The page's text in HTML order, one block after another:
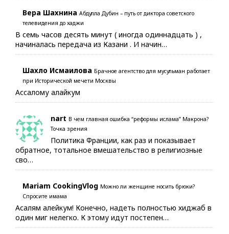
Вера Шахнина Абдулла Дубин – путь от диктора советского
телевидения до хаджи
В семь часов десять минут ( иногда одиннадцать ) ,
начиналась передача из Казани . И начин…
Шахло Исмаилова Брачное агентство для мусульман работает
при Исторической мечети Москвы
Ассалому алайкум
nart В чем главная ошибка “реформы ислама” Макрона?
Точка зрения
Политика Франции, как раз и показывает
обратное, тотальное вмешательство в религиозные
сво…
Mariam CookingVlog Можно ли женщине носить брюки?
Спросите имама
Асалям алейкум! Конечно, надеть полностью хиджаб в
один миг нелегко. К этому идут постепен…